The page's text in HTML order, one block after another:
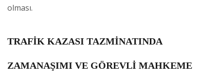
olması.
TRAFİK KAZASI TAZMİNATINDA
ZAMANAŞIMI VE GÖREVLİ MAHKEME